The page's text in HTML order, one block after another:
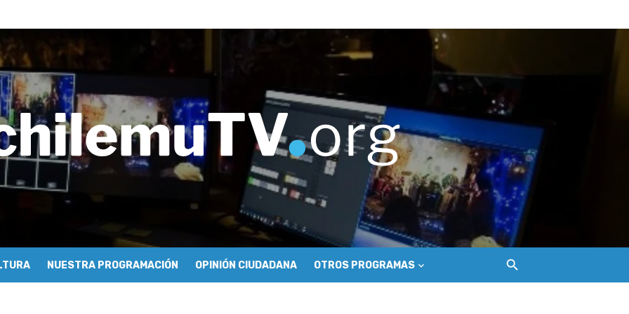
de Economía y Obras Públicas para buscar una salida a la crisis que golpea a los salineros de Cáhuil
de Mundo Móvil y avanza en su estrategia para construir un ecosistema de conectividad
Sonido en torno a la exposición “Zincnético”
– Rafael Guendelman
cómo se hace televisión comunitaria en Pichilemu
festivales y escuela comunitaria
con María Lina Fermandois y Luis Polanco
participativa del Plan Local de Restauración del Secano Costero Nilahue
en su segunda clasificatoria
– Cecilia Araneda
NUESTRA PROGRAMACIÓN OPINIÓN CIUDADANA OTROS PROGRAMAS